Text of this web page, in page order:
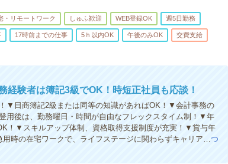
・リモートワーク しゅふ歓迎 WEB登録OK 週5日勤務
17時前までの仕事 5ｈ以内OK 午後のみOK 交費支給
経験者は簿記3級でOK！時短正社員も応談！
▼日商簿記2級または同等の知識があればOK！▼会計事務の
用後は、勤務曜日・時間が自由なフレックスタイム制！▼年
！▼スキルアップ体制、資格取得支援制度が充実！▼賞与年
時の在宅ワークで、ライフステージに関わらずキャリア…つ